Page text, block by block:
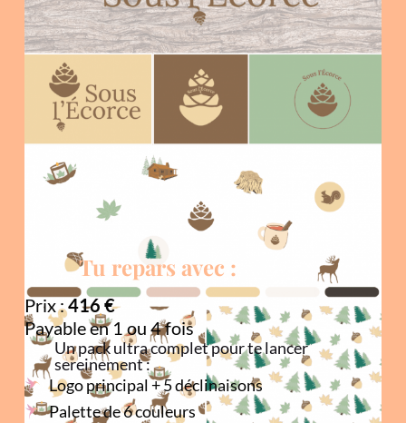
Prix :416 €
Payable en 1 ou 4 fois
Tu repars avec :
Un pack ultra complet pour te lancer
sereinement :
Logo principal + 5 déclinaisons
Palette de 6 couleurs